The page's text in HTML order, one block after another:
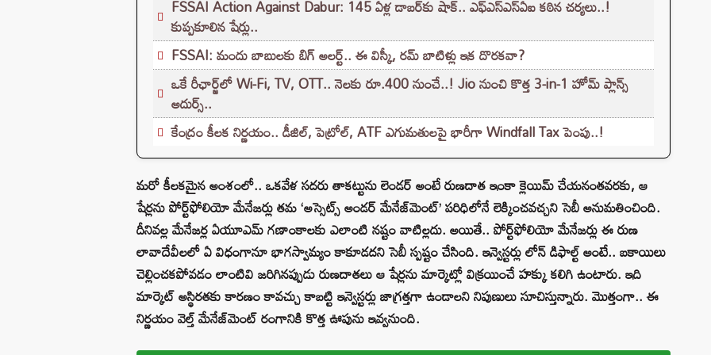
FSSAI Action Against Dabur: 145 ఏళ్ల డాబర్‌కు షాక్.. ఎఫ్‌ఎస్‌ఎస్‌ఏఐ కఠిన చర్యలు..!
కుప్పకూలిన షేర్లు..
FSSAI: మందు బాబులకు బిగ్ అలర్ట్.. ఈ విస్కీ, రమ్ బాటిళ్లు ఇక దొరకవా?
ఒకే రీఛార్జ్‌లో Wi-Fi, TV, OTT.. నెలకు రూ.400 నుంచే..! Jio నుంచి కొత్త 3-in-1 హోమ్ ప్లాన్స్
అదుర్స్..
కేంద్రం కీలక నిర్ణయం.. డీజిల్, పెట్రోల్, ATF ఎగుమతులపై భారీగా Windfall Tax పెంపు..!
మరో కీలకమైన అంశంలో.. ఒకవేళ సదరు తాకట్టును లెండర్ అంటే రుణదాత ఇంకా క్లెయిమ్ చేయనంతవరకు, ఆ
షేర్లను పోర్ట్‌ఫోలియో మేనేజర్లు తమ ‘అస్సెట్స్ అండర్ మేనేజ్‌మెంట్’ పరిధిలోనే లెక్కించవచ్చని సెబీ అనుమతించింది.
దీనివల్ల మేనేజర్ల ఏయూఎమ్ గణాంకాలకు ఎలాంటి నష్టం వాటిల్లదు. అయితే.. పోర్ట్‌ఫోలియో మేనేజర్లు ఈ రుణ
లావాదేవీలలో ఏ విధంగానూ భాగస్వామ్యం కాకూడదని సెబీ స్పష్టం చేసింది. ఇన్వెస్టర్లు లోన్ డిఫాల్ట్ అంటే.. బకాయిలు
చెల్లించకపోవడం లాంటివి జరిగినప్పుడు రుణదాతలు ఆ షేర్లను మార్కెట్లో విక్రయించే హక్కు కలిగి ఉంటారు. ఇది
మార్కెట్ అస్థిరతకు కారణం కావచ్చు కాబట్టి ఇన్వెస్టర్లు జాగ్రత్తగా ఉండాలని నిపుణులు సూచిస్తున్నారు. మొత్తంగా.. ఈ
నిర్ణయం వెల్త్ మేనేజ్‌మెంట్ రంగానికి కొత్త ఊపును ఇవ్వనుంది.